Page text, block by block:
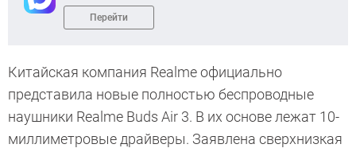
Перейти
Китайская компания Realme официально
представила новые полностью беспроводные
наушники Realme Buds Air 3. В их основе лежат 10-
миллиметровые драйверы. Заявлена сверхнизкая